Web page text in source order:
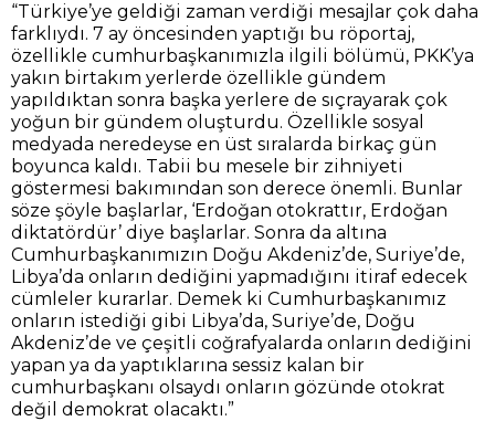
“Türkiye’ye geldiği zaman verdiği mesajlar çok daha
farklıydı. 7 ay öncesinden yaptığı bu röportaj,
özellikle cumhurbaşkanımızla ilgili bölümü, PKK’ya
yakın birtakım yerlerde özellikle gündem
yapıldıktan sonra başka yerlere de sıçrayarak çok
yoğun bir gündem oluşturdu. Özellikle sosyal
medyada neredeyse en üst sıralarda birkaç gün
boyunca kaldı. Tabii bu mesele bir zihniyeti
göstermesi bakımından son derece önemli. Bunlar
söze şöyle başlarlar, ‘Erdoğan otokrattır, Erdoğan
diktatördür’ diye başlarlar. Sonra da altına
Cumhurbaşkanımızın Doğu Akdeniz’de, Suriye’de,
Libya’da onların dediğini yapmadığını itiraf edecek
cümleler kurarlar. Demek ki Cumhurbaşkanımız
onların istediği gibi Libya’da, Suriye’de, Doğu
Akdeniz’de ve çeşitli coğrafyalarda onların dediğini
yapan ya da yaptıklarına sessiz kalan bir
cumhurbaşkanı olsaydı onların gözünde otokrat
değil demokrat olacaktı.”